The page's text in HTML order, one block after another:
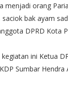
menjadi orang
bak ayam
DPRD Kota
ini Ketua
Sumbar